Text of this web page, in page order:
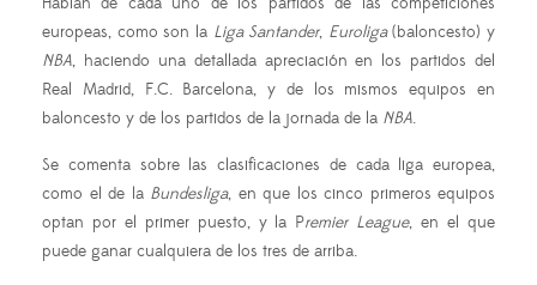
europeas, como son la Liga Santander, Euroliga(baloncesto) y
NBA, haciendo una detallada apreciación en los partidos del
Real Madrid, F.C. Barcelona, y de los mismos equipos en
baloncesto y de los partidos de la jornada de la NBA.
Se comenta sobre las clasificaciones de cada liga europea,
como el de la Bundesliga, en que los cinco primeros equipos
optan por el primer puesto, y la Premier League, en el que
puede ganar cualquiera de los tres de arriba.